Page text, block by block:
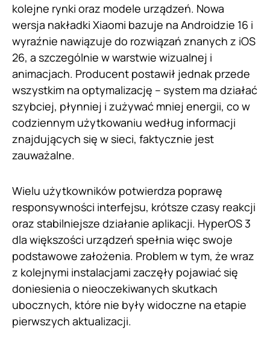
kolejne rynki oraz modele urządzeń. Nowa
wersja nakładki Xiaomi bazuje na Androidzie 16 i
wyraźnie nawiązuje do rozwiązań znanych z iOS
26, a szczególnie w warstwie wizualnej i
animacjach. Producent postawił jednak przede
wszystkim na optymalizację – system ma działać
szybciej, płynniej i zużywać mniej energii, co w
codziennym użytkowaniu według informacji
znajdujących się w sieci, faktycznie jest
zauważalne.
Wielu użytkowników potwierdza poprawę
responsywności interfejsu, krótsze czasy reakcji
oraz stabilniejsze działanie aplikacji. HyperOS 3
dla większości urządzeń spełnia więc swoje
podstawowe założenia. Problem w tym, że wraz
z kolejnymi instalacjami zaczęły pojawiać się
doniesienia o nieoczekiwanych skutkach
ubocznych, które nie były widoczne na etapie
pierwszych aktualizacji.